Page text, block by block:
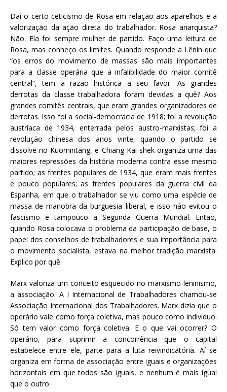
Daí o certo ceticismo de Rosa em relação aos aparelhos e a
valorização da ação direta do trabalhador. Rosa anarquista?
Não. Ela foi sempre mulher de partido. Faço uma leitura de
Rosa, mas conheço os limites. Quando responde a Lênin que
“os erros do movimento de massas são mais importantes
para a classe operária que a infalibilidade do maior comitê
central”, tem a razão histórica a seu favor. As grandes
derrotas da classe trabalhadora foram devidas a quê? Aos
grandes comitês centrais, que eram grandes organizadores de
derrotas. Isso foi a social-democracia de 1918; foi a revolução
austríaca de 1934, enterrada pelos austro-marxistas; foi a
revolução chinesa dos anos vinte, quando o partido se
dissolve no Kuomintang, e Chiang Kai-shek organiza uma das
maiores repressões da história moderna contra esse mesmo
partido; as frentes populares de 1934, que eram mais frentes
e pouco populares; as frentes populares da guerra civil da
Espanha, em que o trabalhador se viu como uma espécie de
massa de manobra da burguesia liberal, e isso não evitou o
fascismo e tampouco a Segunda Guerra Mundial. Então,
quando Rosa colocava o problema da participação de base, o
papel dos conselhos de trabalhadores e sua importância para
o movimento socialista, estava na melhor tradição marxista.
Explico por quê.
Marx valoriza um conceito esquecido no marxismo-leninismo,
a associação. A I Internacional de Trabalhadores chamou-se
Associação Internacional dos Trabalhadores. Marx dizia que o
operário vale como força coletiva, mas pouco como indivíduo.
Só tem valor como força coletiva. E o que vai ocorrer? O
operário, para suprimir a concorrência que o capital
estabelece entre ele, parte para a luta reivindicatória. Aí se
organiza em forma de associação entre iguais e organizações
horizontais em que todos são iguais, e nenhum é mais igual
que o outro.